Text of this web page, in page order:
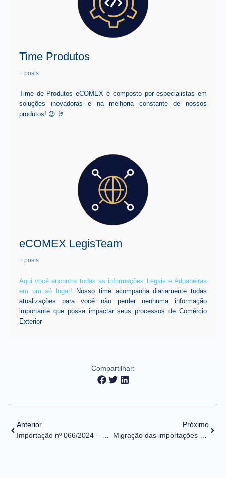
Time Produtos
+ posts
Time de Produtos eCOMEX é composto por especialistas em
soluções inovadoras e na melhoria constante de nossos
produtos! 😉 🤘
eCOMEX LegisTeam
+ posts
Aqui você encontra todas as informações Legais e Aduaneiras
em um só lugar! Nosso time acompanha diariamente todas
atualizações para você não perder nenhuma informação
importante que possa impactar seus processos de Comércio
Exterior
Compartilhar:
Anterior
Importação nº 066/2024 – Desligamento faseado da Declaração de Importação (DI)
Próximo
Migração das importações para o Portal Único pode trazer ganho de R$ 40 bilhões anuais